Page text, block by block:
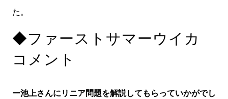
た。
◆ファーストサマーウイカ
コメント
ー池上さんにリニア問題を解説してもらっていかがでし